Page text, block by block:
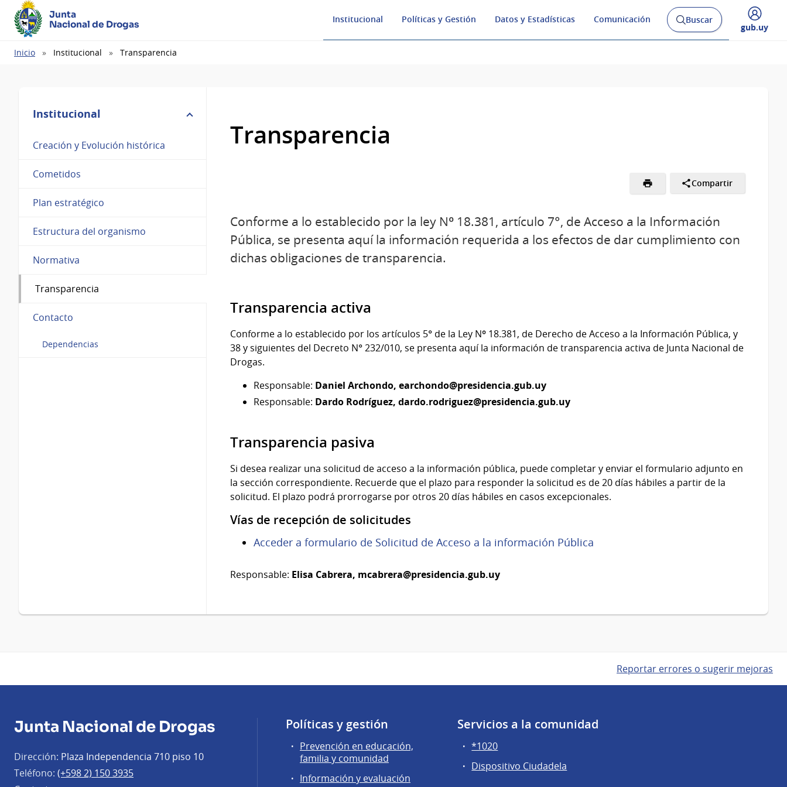
Junta
Nacional de Drogas
Institucional Políticas y Gestión Datos y Estadísticas Comunicación
Abrir
buscador
Buscar
Desplegar
gub.uy
Ruta
Inicio Institucional Transparencia
Institucional
Creación y Evolución histórica
Cometidos
Plan estratégico
Estructura del organismo
Normativa
Transparencia
Contacto
Dependencias
Transparencia
Compartir
Conforme a lo establecido por la ley Nº 18.381, artículo 7°, de Acceso a la Información
Pública, se presenta aquí la información requerida a los efectos de dar cumplimiento con
dichas obligaciones de transparencia.
Transparencia activa
Conforme a lo establecido por los artículos 5° de la Ley Nº 18.381, de Derecho de Acceso a la Información Pública, y
38 y siguientes del Decreto N° 232/010, se presenta aquí la información de transparencia activa de Junta Nacional de
Drogas.
Responsable: Daniel Archondo, earchondo@presidencia.gub.uy
Responsable: Dardo Rodríguez, dardo.rodriguez@presidencia.gub.uy
Transparencia pasiva
Si desea realizar una solicitud de acceso a la información pública, puede completar y enviar el formulario adjunto en
la sección correspondiente. Recuerde que el plazo para responder la solicitud es de 20 días hábiles a partir de la
solicitud. El plazo podrá prorrogarse por otros 20 días hábiles en casos excepcionales.
Vías de recepción de solicitudes
Acceder a formulario de Solicitud de Acceso a la información Pública
Responsable: Elisa Cabrera, mcabrera@presidencia.gub.uy
Reportar errores o sugerir mejoras
Junta Nacional de Drogas
Dirección: Plaza Independencia 710 piso 10
Teléfono: (+598 2) 150 3935
Políticas y gestión
Prevención en educación,
familia y comunidad
Información y evaluación
Servicios a la comunidad
*1020
Dispositivo Ciudadela